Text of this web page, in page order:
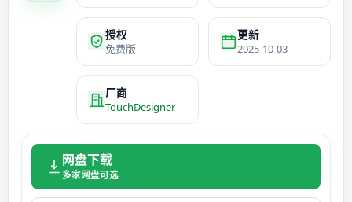
授权
免费版
更新
2025-10-03
厂商
TouchDesigner
网盘下载
多家网盘可选